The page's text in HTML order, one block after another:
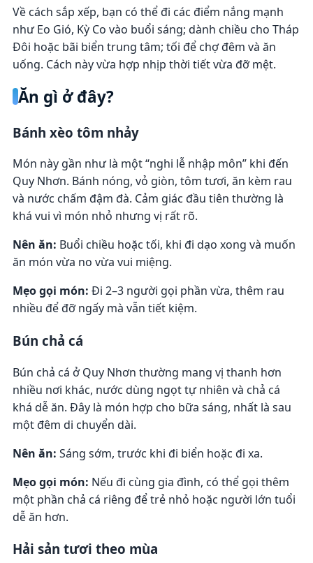
Về cách sắp xếp, bạn có thể đi các điểm nắng mạnh
như Eo Gió, Kỳ Co vào buổi sáng; dành chiều cho Tháp
Đôi hoặc bãi biển trung tâm; tối để chợ đêm và ăn
uống. Cách này vừa hợp nhịp thời tiết vừa đỡ mệt.
Ăn gì ở đây?
Bánh xèo tôm nhảy
Món này gần như là một “nghi lễ nhập môn” khi đến
Quy Nhơn. Bánh nóng, vỏ giòn, tôm tươi, ăn kèm rau
và nước chấm đậm đà. Cảm giác đầu tiên thường là
khá vui vì món nhỏ nhưng vị rất rõ.
Nên ăn: Buổi chiều hoặc tối, khi đi dạo xong và muốn
ăn món vừa no vừa vui miệng.
Mẹo gọi món: Đi 2–3 người gọi phần vừa, thêm rau
nhiều để đỡ ngấy mà vẫn tiết kiệm.
Bún chả cá
Bún chả cá ở Quy Nhơn thường mang vị thanh hơn
nhiều nơi khác, nước dùng ngọt tự nhiên và chả cá
khá dễ ăn. Đây là món hợp cho bữa sáng, nhất là sau
một đêm di chuyển dài.
Nên ăn: Sáng sớm, trước khi đi biển hoặc đi xa.
Mẹo gọi món: Nếu đi cùng gia đình, có thể gọi thêm
một phần chả cá riêng để trẻ nhỏ hoặc người lớn tuổi
dễ ăn hơn.
Hải sản tươi theo mùa